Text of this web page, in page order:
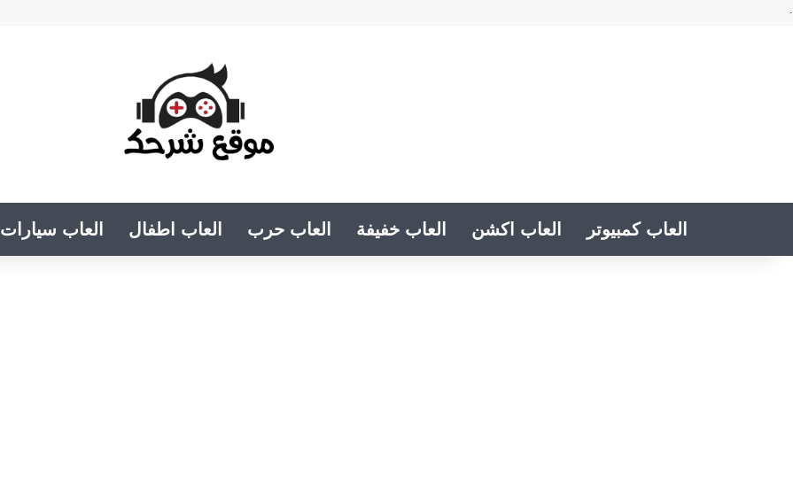
.
العاب كمبيوتر العاب اكشن العاب خفيفة العاب حرب العاب اطفال العاب سيارات